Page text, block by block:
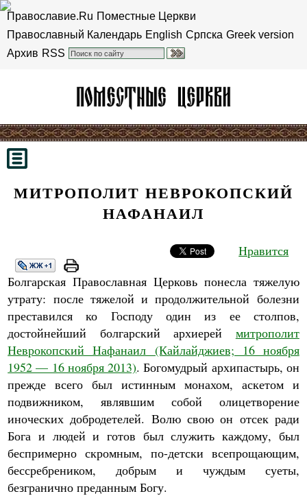
Православие.Ru Поместные Церкви
Православный Календарь English Српска Greek version
Архив RSS
МИТРОПОЛИТ НЕВРОКОПСКИЙ
НАФАНАИЛ
Нравится
Болгарская Православная Церковь понесла тяжелую
утрату: после тяжелой и продолжительной болезни
преставился ко Господу один из ее столпов,
достойнейший болгарский архиерей митрополит
Неврокопский Нафанаил (Кайлайджиев; 16 ноября
1952 — 16 ноября 2013). Богомудрый архипастырь, он
прежде всего был истинным монахом, аскетом и
подвижником, являвшим собой олицетворение
иноческих добродетелей. Волю свою он отсек ради
Бога и людей и готов был служить каждому, был
беспримерно скромным, по-детски всепрощающим,
бессребреником, добрым и чуждым суеты,
безгранично преданным Богу.